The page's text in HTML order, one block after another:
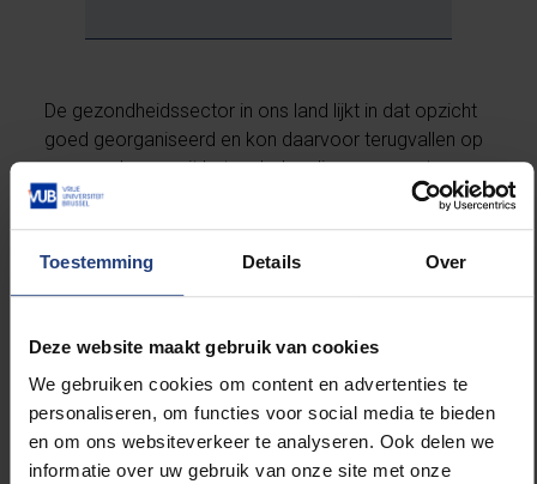
Toestemming Details Over
Deze website maakt gebruik van cookies
We gebruiken cookies om content en advertenties te
personaliseren, om functies voor social media te bieden
en om ons websiteverkeer te analyseren. Ook delen we
informatie over uw gebruik van onze site met onze
De gezondheidssector in ons land lijkt in dat opzicht
goed georganiseerd en kon daarvoor terugvallen op
rampenplannen uit het verleden die permanent
werden aangepast en bijgesteld. De woordvoerders
van het nationale crisiscentrum, en de
wetenschappers in de dagelijkse tv-studio’s, kregen
nog toe. Marc Van Ranst is de voorbije weken een
Maar intussen is deze crisis uitgegroeid tot veel méér
dan alleen maar een gezondheidscrisis. Deze crisis